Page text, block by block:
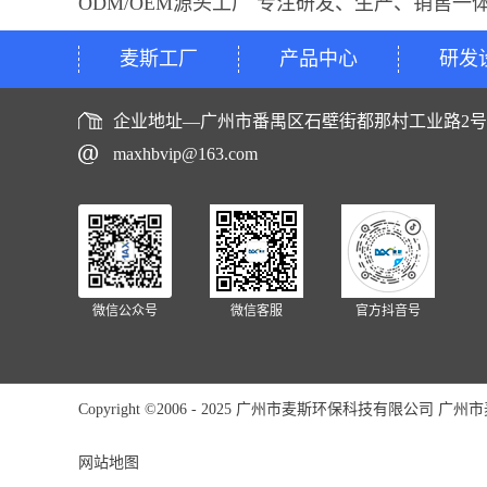
麦斯工厂 产品中心 研发
企业地址—广州市番禺区石壁街都那村工业路2
maxhbvip@163.com
微信公众号 微信客服 官方抖音号
Copyright ©2006 - 2025 广州市麦斯环保科技有限公司 广州
网站地图